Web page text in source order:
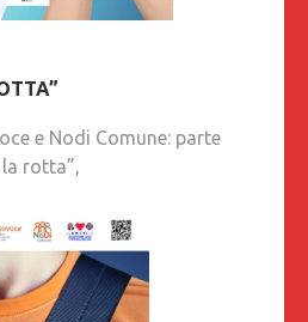
e Nodi Comune: parte
rotta”,